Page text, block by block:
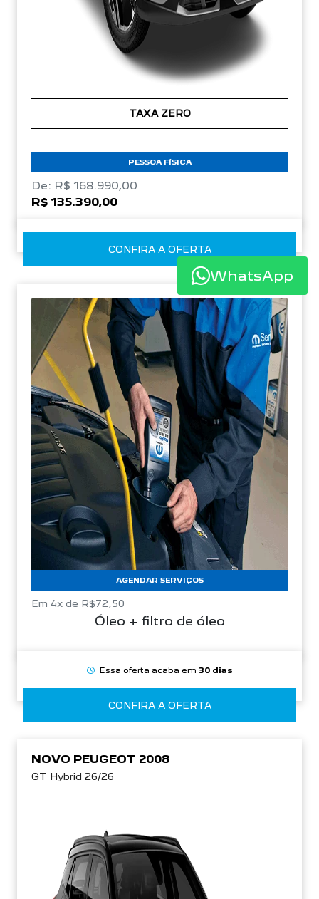
TAXA ZERO
PESSOA FÍSICA
De: R$ 168.990,00
R$ 135.390,00
CONFIRA A OFERTA
Óleo + filtro de óleo
AGENDAR SERVIÇOS
Em 4x de R$72,50
Essa oferta acaba em 30 dias
CONFIRA A OFERTA
NOVO PEUGEOT 2008
GT Hybrid 26/26
WhatsApp